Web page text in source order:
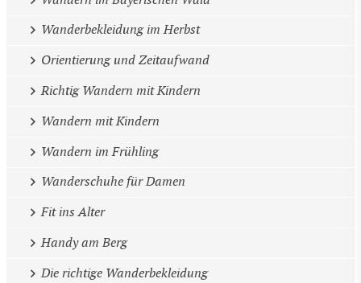
Wanderbekleidung im Herbst
Orientierung und Zeitaufwand
Richtig Wandern mit Kindern
Wandern mit Kindern
Wandern im Frühling
Wanderschuhe für Damen
Fit ins Alter
Handy am Berg
Die richtige Wanderbekleidung